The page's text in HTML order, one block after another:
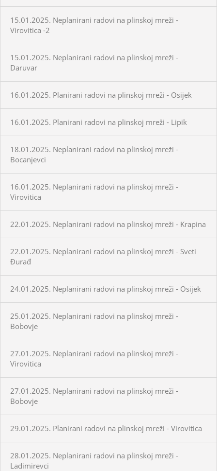
15.01.2025. Neplanirani radovi na plinskoj mreži -
Virovitica -2
15.01.2025. Neplanirani radovi na plinskoj mreži -
Daruvar
16.01.2025. Planirani radovi na plinskoj mreži - Osijek
16.01.2025. Planirani radovi na plinskoj mreži - Lipik
18.01.2025. Neplanirani radovi na plinskoj mreži -
Bocanjevci
16.01.2025. Neplanirani radovi na plinskoj mreži -
Virovitica
22.01.2025. Neplanirani radovi na plinskoj mreži - Krapina
22.01.2025. Neplanirani radovi na plinskoj mreži - Sveti
Đurađ
24.01.2025. Neplanirani radovi na plinskoj mreži - Osijek
25.01.2025. Neplanirani radovi na plinskoj mreži -
Bobovje
27.01.2025. Neplanirani radovi na plinskoj mreži -
Virovitica
27.01.2025. Neplanirani radovi na plinskoj mreži -
Bobovje
29.01.2025. Planirani radovi na plinskoj mreži - Virovitica
28.01.2025. Neplanirani radovi na plinskoj mreži -
Ladimirevci